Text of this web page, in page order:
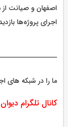
اصفهان و صیانت از
اجرای پروژه‌ها
ما را در شبکه های
کانال تلگرام